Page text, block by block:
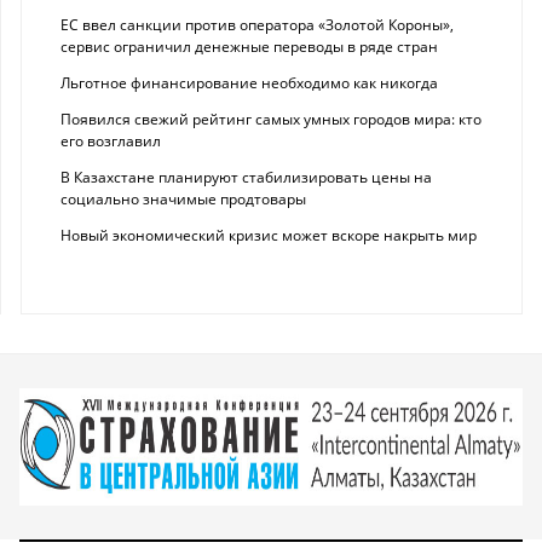
ЕС ввел санкции против оператора «Золотой Короны»,
сервис ограничил денежные переводы в ряде стран
Льготное финансирование необходимо как никогда
Появился свежий рейтинг самых умных городов мира: кто
его возглавил
В Казахстане планируют стабилизировать цены на
социально значимые продтовары
Новый экономический кризис может вскоре накрыть мир